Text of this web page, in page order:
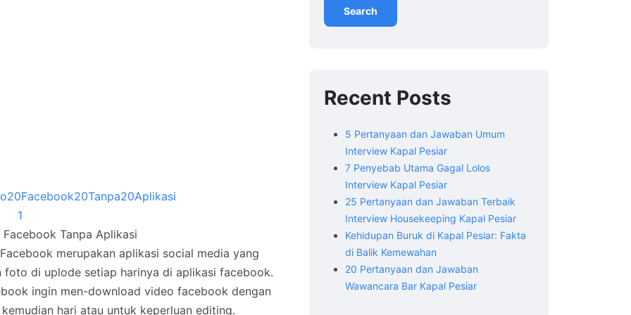
Tanpa Aplikasi
merupakan aplikasi social media yang
di uplode setiap harinya di aplikasi facebook.
ingin men-download video facebook dengan
hari atau untuk keperluan editing.
Search
Recent Posts
5 Pertanyaan dan Jawaban Umum
Interview Kapal Pesiar
7 Penyebab Utama Gagal Lolos
Interview Kapal Pesiar
25 Pertanyaan dan Jawaban Terbaik
Interview Housekeeping Kapal Pesiar
Kehidupan Buruk di Kapal Pesiar: Fakta
di Balik Kemewahan
20 Pertanyaan dan Jawaban
Wawancara Bar Kapal Pesiar